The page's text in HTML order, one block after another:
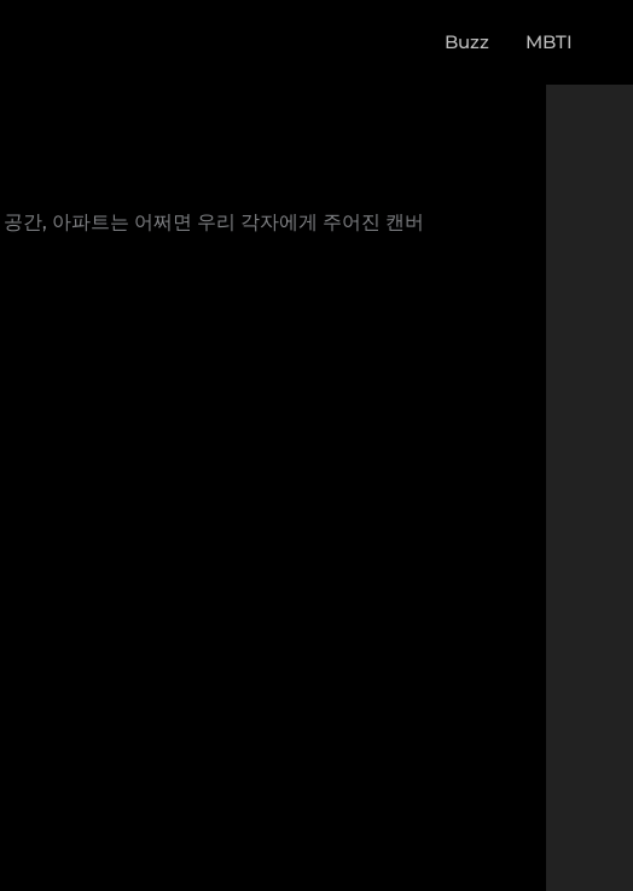
Buzz MBTI
간, 아파트는 어쩌면 우리 각자에게 주어진 캔버